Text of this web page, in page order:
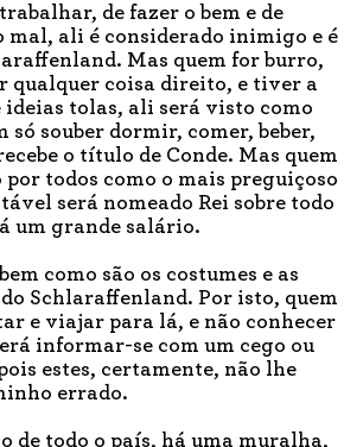
de fazer o bem e de
mal, ali é considerado inimigo e é
Mas quem for burro,
qualquer coisa direito, e tiver a
ideias tolas, ali será visto como
só souber dormir, comer, beber,
o título de Conde. Mas quem
todos como o mais preguiçoso
será nomeado Rei sobre todo
um grande salário.
como são os costumes e as
Schlaraffenland. Por isto, quem
e viajar para lá, e não conhecer
informar-se com um cego ou
estes, certamente, não lhe
errado.
de todo o país, há uma muralha,